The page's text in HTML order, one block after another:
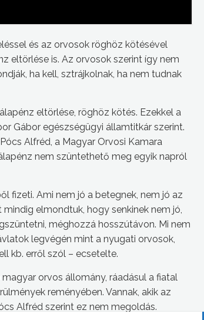
és az orvosok röghöz kötésével
eltörlése is. Az orvosok szerint így nem
ha kell, sztrájkolnak, ha nem tudnak
eltörlése, röghöz kötés. Ezekkel a
Gábor egészségügyi államtitkár szerint.
Alfréd, a Magyar Orvosi Kamara
nem szüntethető meg egyik napról
fizeti. Ami nem jó a betegnek, nem jó az
elmondtuk, hogy senkinek nem jó,
méghozzá hosszútávon. Mi nem
legvégén mint a nyugati orvosok,
kb. erről szól – ecsetelte.
orvos állomány, ráadásul a fiatal
reményében. Vannak, akik az
Alfréd szerint ez nem megoldás.